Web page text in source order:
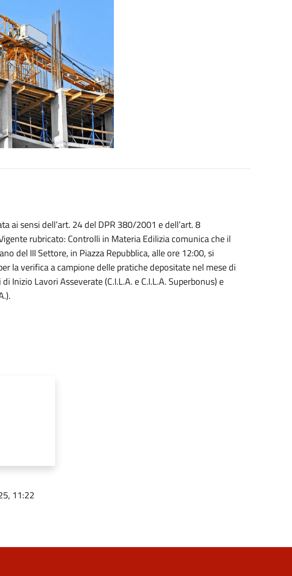
ai sensi dell’art. 24 del DPR 380/2001 e dell’art. 8
rubricato: Controlli in Materia Edilizia comunica che il
del III Settore, in Piazza Repubblica, alle ore 12:00, si
la verifica a campione delle pratiche depositate nel mese di
Inizio Lavori Asseverate (C.I.L.A. e C.I.L.A. Superbonus) e
11:22